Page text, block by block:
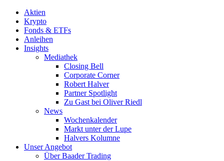
Aktien
Krypto
Fonds & ETFs
Anleihen
Insights
Mediathek
Closing Bell
Corporate Corner
Robert Halver
Partner Spotlight
Zu Gast bei Oliver Riedl
News
Wochenkalender
Markt unter der Lupe
Halvers Kolumne
Unser Angebot
Über Baader Trading